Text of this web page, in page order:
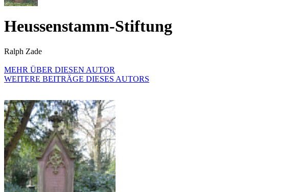
Heussenstamm-Stiftung
Ralph Zade
MEHR ÜBER DIESEN AUTOR
WEITERE BEITRÄGE DIESES AUTORS